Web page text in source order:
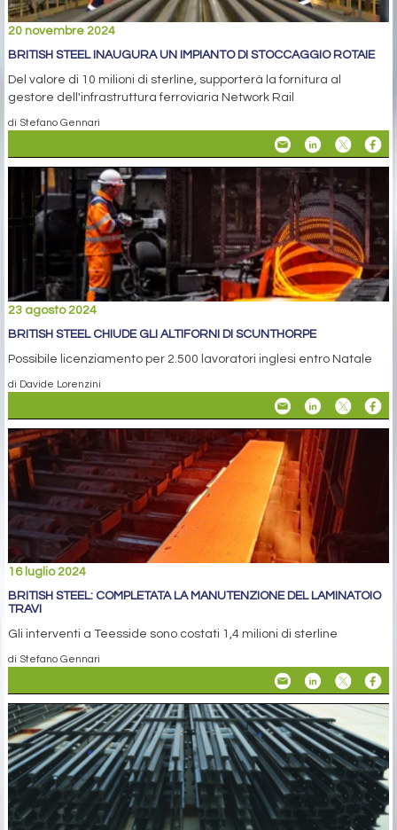
20 novembre 2024
BRITISH STEEL INAUGURA UN IMPIANTO DI STOCCAGGIO ROTAIE
Del valore di 10 milioni di sterline, supporterà la fornitura al
gestore dell'infrastruttura ferroviaria Network Rail
di Stefano Gennari
23 agosto 2024
BRITISH STEEL CHIUDE GLI ALTIFORNI DI SCUNTHORPE
Possibile licenziamento per 2.500 lavoratori inglesi entro Natale
di Davide Lorenzini
16 luglio 2024
BRITISH STEEL: COMPLETATA LA MANUTENZIONE DEL LAMINATOIO
TRAVI
Gli interventi a Teesside sono costati 1,4 milioni di sterline
di Stefano Gennari